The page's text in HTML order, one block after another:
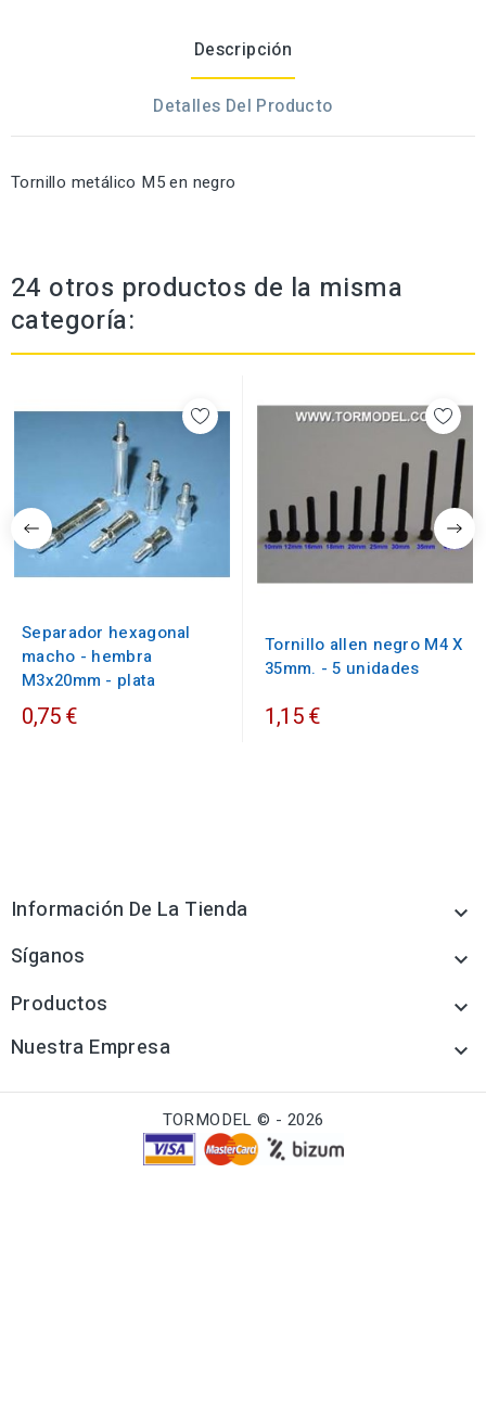
Descripción
Detalles Del Producto
Tornillo metálico M5 en negro
24 otros productos de la misma
categoría:
Separador hexagonal
macho - hembra
M3x20mm - plata
0,75 €
Tornillo allen negro M4 X
35mm. - 5 unidades
1,15 €
Información De La Tienda 
Síganos 
Productos 
Nuestra Empresa 
TORMODEL © - 2026